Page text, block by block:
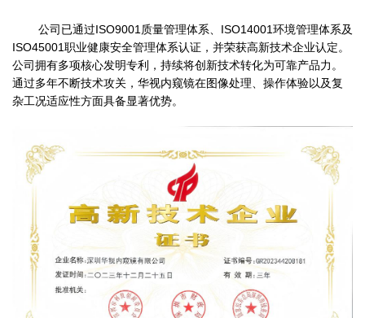
公司已通过ISO9001质量管理体系、ISO14001环境管理体系及
ISO45001职业健康安全管理体系认证，并荣获高新技术企业认定。
公司拥有多项核心发明专利，持续将创新技术转化为可靠产品力。
通过多年不断技术攻关，华视内窥镜在图像处理、操作体验以及复
杂工况适应性方面具备显著优势。